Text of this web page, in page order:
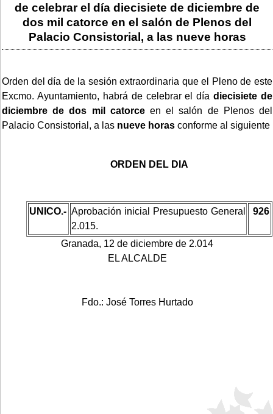
de celebrar el día diecisiete de diciembre de
dos mil catorce en el salón de Plenos del
Palacio Consistorial, a las nueve horas
Orden del día de la sesión extraordinaria que el Pleno de este
Excmo. Ayuntamiento, habrá de celebrar el díadiecisiete de
diciembre de dos mil catorce en el salón de Plenos del
Palacio Consistorial, a las nueve horas conforme al siguiente
ORDEN DEL DIA
UNICO.- Aprobación inicial Presupuesto General
2.015.
926
Granada, 12 de diciembre de 2.014
EL ALCALDE
Fdo.: José Torres Hurtado